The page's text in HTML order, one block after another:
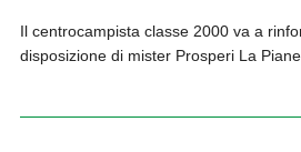
Il centrocampista classe 2000 va a
disposizione di mister Prosperi La